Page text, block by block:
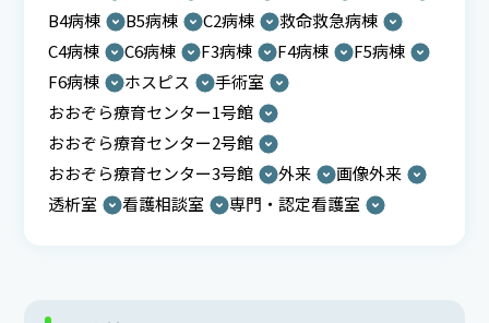
B4病棟
B5病棟 C2病棟
救命救急病棟
C4病棟
C6病棟 F3病棟 F4病棟
F5病棟
F6病棟
ホスピス
手術室
おおぞら療育センター1号館
おおぞら療育センター2号館
おおぞら療育センター3号館
外来
画像外来
透析室
看護相談室 専門・認定看護室